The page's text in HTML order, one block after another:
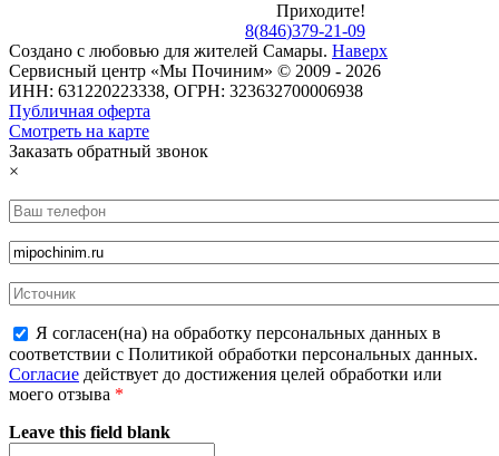
Приходите!
8(846)379-21-09
Создано с любовью для жителей Самары. Наверх
Сервисный центр «Мы Починим» © 2009 - 2026
ИНН: 631220223338, ОГРН: 323632700006938
Публичная оферта
Смотреть на карте
Заказать обратный звонок
×
Я согласен(на) на обработку персональных данных в
соответствии с Политикой обработки персональных данных.
Согласие действует до достижения целей обработки или
моего отзыва *
Leave this field blank